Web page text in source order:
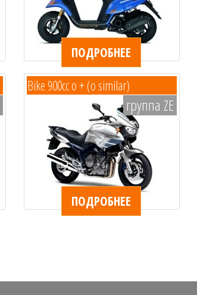
ПОДРОБНЕЕ
Bike 900cc o + (o similar)
группа ZE
ПОДРОБНЕЕ